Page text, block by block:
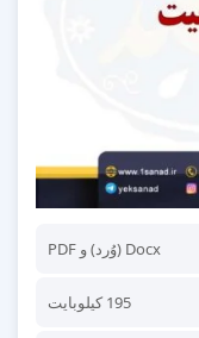
Docx (وُرد) و PDF
195 کیلوبایت